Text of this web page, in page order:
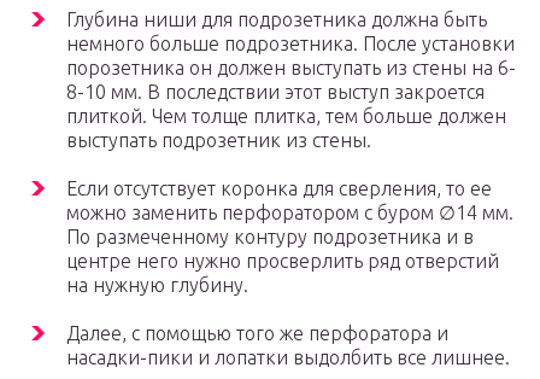
Глубина ниши для подрозетника должна быть
немного больше подрозетника. После установки
порозетника он должен выступать из стены на 6-
8-10 мм. В последствии этот выступ закроется
плиткой. Чем толще плитка, тем больше должен
выступать подрозетник из стены.
Если отсутствует коронка для сверления, то ее
можно заменить перфоратором с буром ∅14 мм.
По размеченному контуру подрозетника и в
центре него нужно просверлить ряд отверстий
на нужную глубину.
Далее, с помощью того же перфоратора и
насадки-пики и лопатки выдолбить все лишнее.